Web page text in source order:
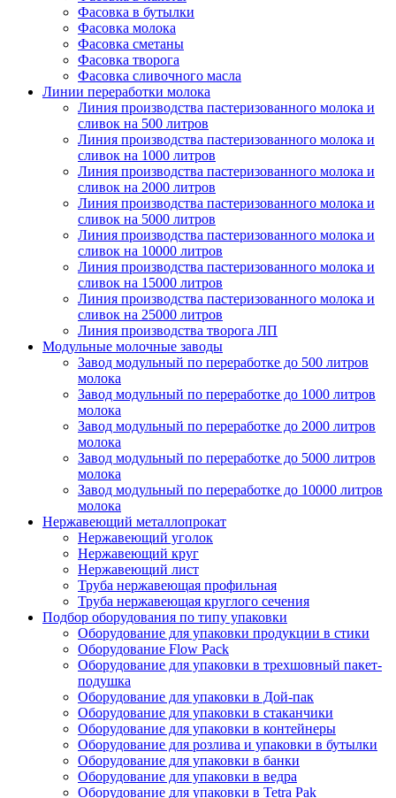
Фасовка в бутылки
Фасовка молока
Фасовка сметаны
Фасовка творога
Фасовка сливочного масла
Линии переработки молока
Линия производства пастеризованного молока и
сливок на 500 литров
Линия производства пастеризованного молока и
сливок на 1000 литров
Линия производства пастеризованного молока и
сливок на 2000 литров
Линия производства пастеризованного молока и
сливок на 5000 литров
Линия производства пастеризованного молока и
сливок на 10000 литров
Линия производства пастеризованного молока и
сливок на 15000 литров
Линия производства пастеризованного молока и
сливок на 25000 литров
Линия производства творога ЛП
Модульные молочные заводы
Завод модульный по переработке до 500 литров
молока
Завод модульный по переработке до 1000 литров
молока
Завод модульный по переработке до 2000 литров
молока
Завод модульный по переработке до 5000 литров
молока
Завод модульный по переработке до 10000 литров
молока
Нержавеющий металлопрокат
Нержавеющий уголок
Нержавеющий круг
Нержавеющий лист
Труба нержавеющая профильная
Труба нержавеющая круглого сечения
Подбор оборудования по типу упаковки
Оборудование для упаковки продукции в стики
Оборудование Flow Pack
Оборудование для упаковки в трехшовный пакет-
подушка
Оборудование для упаковки в Дой-пак
Оборудование для упаковки в стаканчики
Оборудование для упаковки в контейнеры
Оборудование для розлива и упаковки в бутылки
Оборудование для упаковки в банки
Оборудование для упаковки в ведра
Оборудование для упаковки в Tetra Pak